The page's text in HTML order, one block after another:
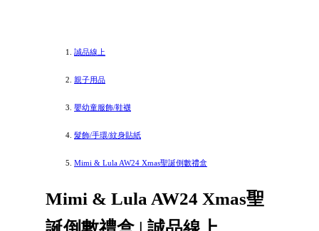
誠品線上
親子用品
嬰幼童服飾/鞋襪
髮飾/手環/紋身貼紙
Mimi & Lula AW24 Xmas聖誕倒數禮盒
Mimi & Lula AW24 Xmas聖